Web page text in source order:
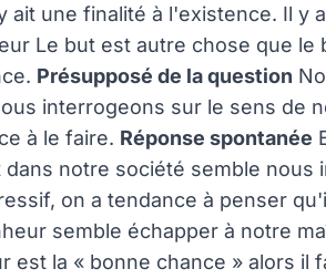
ait une finalité à l'existence. Il y
Le but est autre chose que le
Présupposé de la question
interrogeons sur le sens de
à le faire. Réponse spontanée
dans notre société semble nous
on a tendance à penser
semble échapper à notre
est la « bonne chance » alors il